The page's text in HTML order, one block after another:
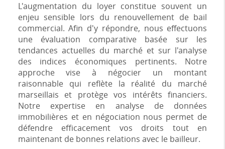
L'augmentation du loyer constitue souvent un
enjeu sensible lors du renouvellement de bail
commercial. Afin d'y répondre, nous effectuons
une évaluation comparative basée sur les
tendances actuelles du marché et sur l'analyse
des indices économiques pertinents. Notre
approche vise à négocier un montant
raisonnable qui reflète la réalité du marché
marseillais et protège vos intérêts financiers.
Notre expertise en analyse de données
immobilières et en négociation nous permet de
défendre efficacement vos droits tout en
maintenant de bonnes relations avec le bailleur.